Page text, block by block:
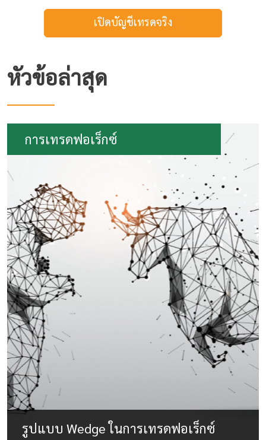
เปิดบัญชีเทรดจริง
หัวข้อล่าสุด
การเทรดฟอเร็กซ์
รูปแบบ Wedge ในการเทรดฟอเร็กซ์